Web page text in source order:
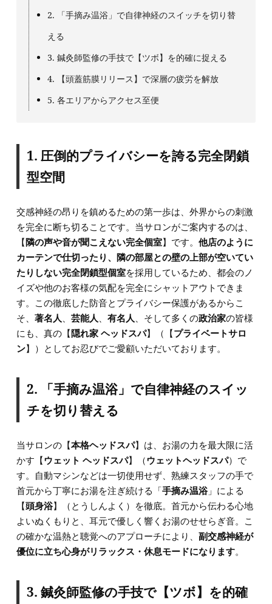
2. 「手摘み温浴」で自律神経のスイッチを切り替
える
3. 鍼灸師監修の手技で【ツボ】を的確に捉える
4. 【頭蓋筋膜リリース】で深層の疲労を解放
5. 各エリアからアクセス至便
1. 圧倒的プライバシーを誇る完全閉鎖
型空間
交感神経の昂りを鎮めるための第一歩は、外界からの刺激
を完全に断ち切ることです。当サロンがご案内するのは、
【隣の声や音が聞こえない完全個室】です。 他店のように
カーテンで仕切ったり、隣の部屋との壁の上部が空いてい
たりしない完全閉鎖型個室を採用しているため、都会のノ
イズや他のお客様の気配を完全にシャットアウトできま
す。この徹底した防音とプライバシー保護があるからこ
そ、 著名人、 芸能人、 有名人、そして多くの政治家の皆様
にも、真の【隠れ家 ヘッドスパ】（【プライベートサロ
ン】）としてお忍びでご愛顧いただいております。
2. 「手摘み温浴」で自律神経のスイッ
チを切り替える
当サロンの【本格ヘッドスパ】は、お湯の力を最大限に活
かす【ウェット ヘッドスパ】（ウェットヘッドスパ）で
す。自動マシンなどは一切使用せず、熟練スタッフの手で
首元から丁寧にお湯を注ぎ続ける「手摘み温浴」による
【頭身浴】（とうしんよく）を徹底。首元から伝わる心地
よいぬくもりと、耳元で優しく響くお湯のせせらぎ音。こ
の確かな温熱と聴覚へのアプローチにより、 副交感神経が
優位に立ち心身がリラックス・休息モードになります。
3. 鍼灸師監修の手技で【ツボ】を的確